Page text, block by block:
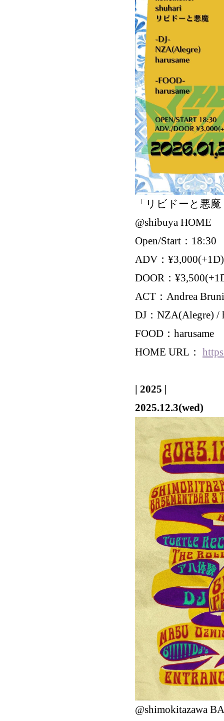
「リビドーと悪
@shibuya HOME
Open/Start：18:30
ADV：¥3,000(+1D)
DOOR：
ACT：Andrea
DJ：NZA(Alegre) /
FOOD：harusame
HOME URL：
| 2025 |
2025.12.3(wed)
@shimokitazawa